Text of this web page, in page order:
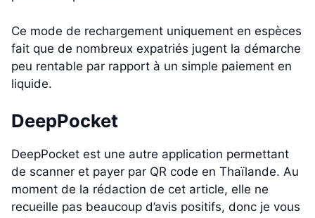
Ce mode de rechargement uniquement en espèces
fait que de nombreux expatriés jugent la démarche
peu rentable par rapport à un simple paiement en
liquide.
DeepPocket
DeepPocket est une autre application permettant
de scanner et payer par QR code en Thaïlande. Au
moment de la rédaction de cet article, elle ne
recueille pas beaucoup d’avis positifs, donc je vous